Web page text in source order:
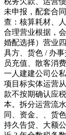
未申报，配套合
查：核算耗材、
合理营业根据，
婚配选择）营业
具方、货色 / 办
员充值、散客消
一人建建公司公
项目标实体运营
款不按期确认应
本。拆分运营流
同、资金、、货
持久告贷、大额